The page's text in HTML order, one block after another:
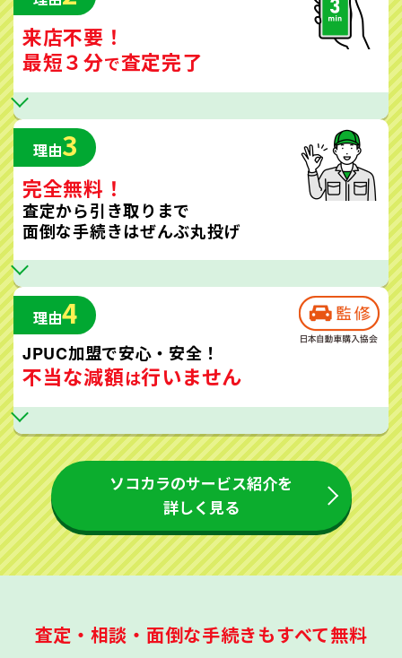
来店不要！
最短３分で査定完了
理由3
完全無料！
査定から引き取りまで
面倒な手続きはぜんぶ丸投げ
理由4
JPUC加盟で安心・安全！
不当な減額は行いません
ソコカラのサービス紹介を
詳しく見る
査定・相談・面倒な手続きもすべて無料